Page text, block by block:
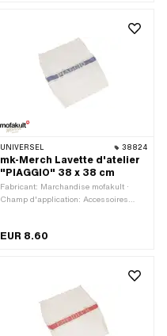
UNIVERSEL 38824
mk-Merch Lavette d'atelier
"PIAGGIO" 38 x 38 cm
Fabricant: Marchandise mofakult ·
Champ d'application: Accessoires
EUR 8.60